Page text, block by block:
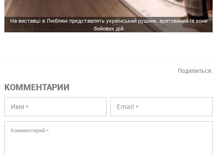
На виставці в Любляні представлять український рушник, врятований із зони
бойових дій
Поделиться:
КОММЕНТАРИИ